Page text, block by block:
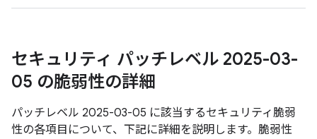
セキュリティ パッチレベル 2025-03-
05 の脆弱性の詳細
パッチレベル 2025-03-05 に該当するセキュリティ脆弱
性の各項目について、下記に詳細を説明します。脆弱性